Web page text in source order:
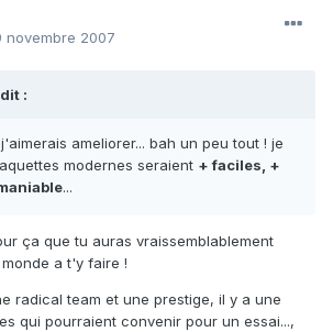
novembre 2007
:
ameliorer... bah un peu tout ! je
modernes seraient + faciles, +
...
ça que tu auras vraissemblablement
a t'y faire !
radical team et une prestige, il y a une
qui pourraient convenir pour un essai...,